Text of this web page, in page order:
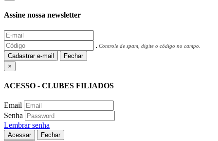
Assine nossa newsletter
Controle de spam, digite o código no campo.
Cadastrar e-mail
Fechar
×
ACESSO - CLUBES FILIADOS
Email
Senha
Lembrar senha
Acessar
Fechar